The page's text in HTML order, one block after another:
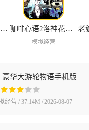
帝国扩张模拟器安卓版 咖啡心语2洛神花与蓝蝴蝶手游
模拟经营
豪华大游轮物语手机版
经营 / 37.14M / 2026-08-07